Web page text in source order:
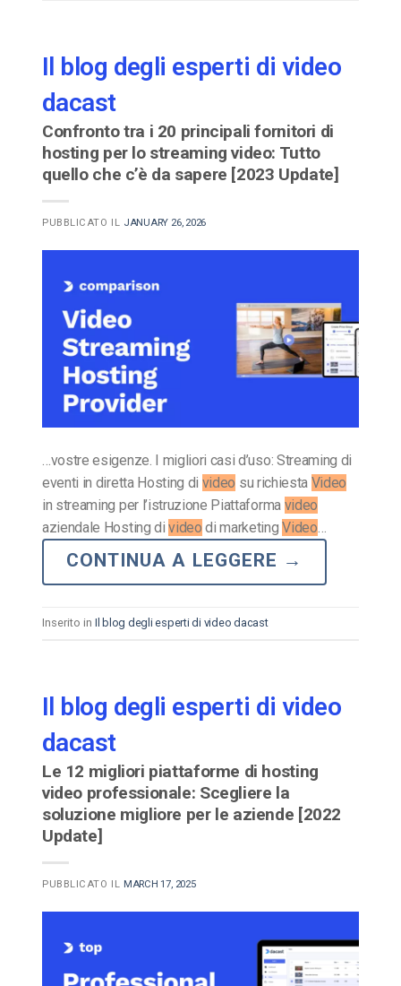
Il blog degli esperti di video
dacast
Confronto tra i 20 principali fornitori di
hosting per lo streaming video: Tutto
quello che c’è da sapere [2023 Update]
PUBBLICATO IL JANUARY 26, 2026
…vostre esigenze. I migliori casi d’uso: Streaming di
eventi in diretta Hosting di video su richiesta Video
in streaming per l’istruzione Piattaforma video
aziendale Hosting divideo di marketingVideo…
CONTINUA A LEGGERE →
Inserito in Il blog degli esperti di video dacast
Il blog degli esperti di video
dacast
Le 12 migliori piattaforme di hosting
video professionale: Scegliere la
soluzione migliore per le aziende [2022
Update]
PUBBLICATO IL MARCH 17, 2025